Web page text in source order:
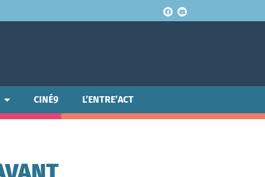
CINÉ9 L’ENTRE’ACT